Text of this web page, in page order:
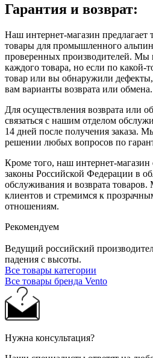
Гарантия и возврат:
Наш интернет-магазин предлагает
товары для промышленного
проверенных производителей. Мы
каждого товара, но если по
товар или вы обнаружили
вам варианты возврата или обмена.
Для осуществления возврата или
связаться с нашим отделом
14 дней после получения заказа.
решении любых вопросов по
Кроме того, наш интернет-магазин
законы Российской Федерации в
обслуживания и возврата
клиентов и стремимся к
отношениям.
Рекомендуем
Ведущий российский
падения с высоты.
Все товары категории
Все товары бренда Vento
Нужна консультация?